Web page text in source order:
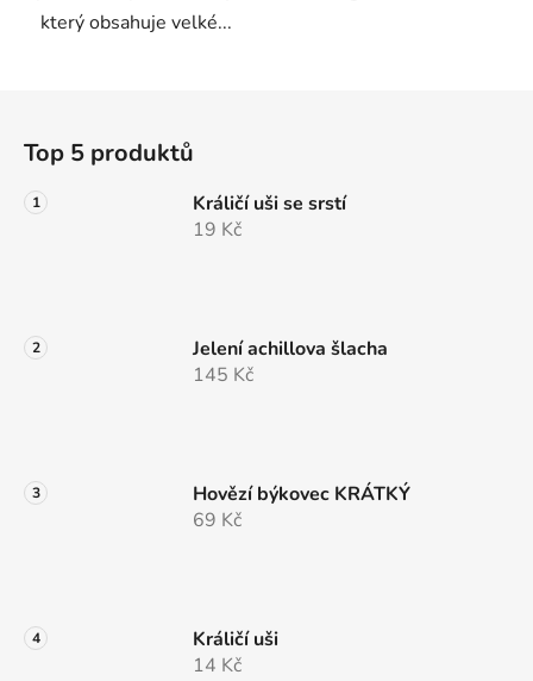
který obsahuje velké...
Top 5 produktů
Králičí uši se srstí
19 Kč
Jelení achillova šlacha
145 Kč
Hovězí býkovec KRÁTKÝ
69 Kč
Králičí uši
14 Kč